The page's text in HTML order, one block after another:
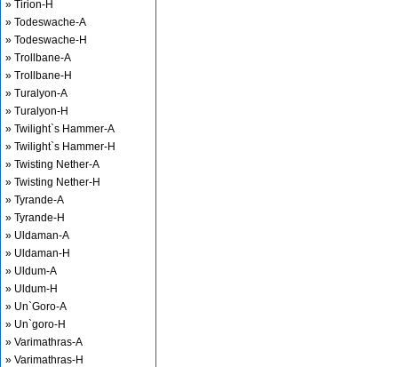
» Tirion-H
» Todeswache-A
» Todeswache-H
» Trollbane-A
» Trollbane-H
» Turalyon-A
» Turalyon-H
» Twilight`s Hammer-A
» Twilight`s Hammer-H
» Twisting Nether-A
» Twisting Nether-H
» Tyrande-A
» Tyrande-H
» Uldaman-A
» Uldaman-H
» Uldum-A
» Uldum-H
» Un`Goro-A
» Un`goro-H
» Varimathras-A
» Varimathras-H